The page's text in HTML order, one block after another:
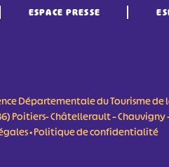
ESPACE PRESSE
Départementale du Tourisme de
Poitiers- Châtellerault –
•Politique de confidentialité